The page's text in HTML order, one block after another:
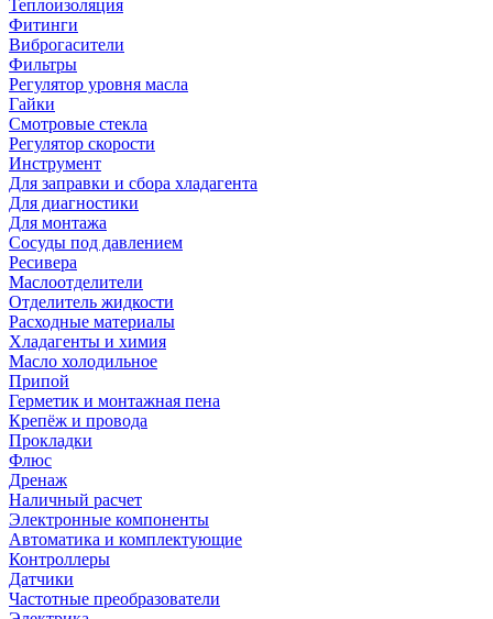
Теплоизоляция
Фитинги
Виброгасители
Фильтры
Регулятор уровня масла
Гайки
Смотровые стекла
Регулятор скорости
Инструмент
Для заправки и сбора хладагента
Для диагностики
Для монтажа
Сосуды под давлением
Ресивера
Маслоотделители
Отделитель жидкости
Расходные материалы
Хладагенты и химия
Масло холодильное
Припой
Герметик и монтажная пена
Крепёж и провода
Прокладки
Флюс
Дренаж
Наличный расчет
Электронные компоненты
Автоматика и комплектующие
Контроллеры
Датчики
Частотные преобразователи